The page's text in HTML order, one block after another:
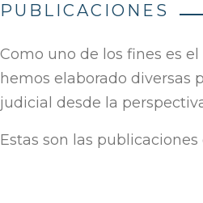
PUBLICACIONES
Como uno de los fines es
hemos elaborado diversas
judicial desde la
Estas son las publicaciones